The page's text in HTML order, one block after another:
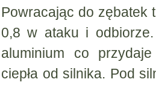
Powracając do zębatek
0,8 w ataku i
aluminium co
ciepła od silnika. Pod